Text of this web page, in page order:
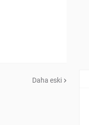
Daha eski